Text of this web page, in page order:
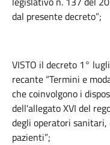
dal presente decreto”;
VISTO il decreto 1°
recante “Termini e
che coinvolgono i
dell'allegato XVI del
degli operatori
pazienti”;